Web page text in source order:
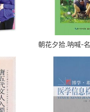
朝花夕拾.呐喊-